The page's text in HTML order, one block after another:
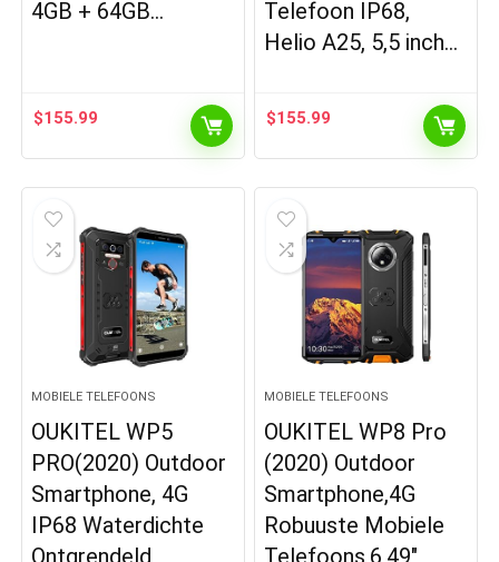
4GB + 64GB…
$155.99
Telefoon IP68,
Helio A25, 5,5 inch…
$155.99
MOBIELE TELEFOONS
OUKITEL WP5
PRO(2020) Outdoor
Smartphone, 4G
IP68 Waterdichte
Ontgrendeld
MOBIELE TELEFOONS
OUKITEL WP8 Pro
(2020) Outdoor
Smartphone,4G
Robuuste Mobiele
Telefoons,6,49″